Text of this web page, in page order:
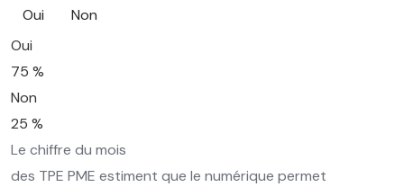
Oui
Non
Oui
75 %
Non
25 %
Le chiffre du mois
des TPE PME estiment que le numérique permet